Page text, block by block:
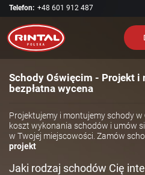
Telefon: +48 601 912 487
Schody Oświęcim - Projekt i
bezpłatna wycena
Projektujemy i montujemy schody w
koszt wykonania schodów i umów
w Twojej miejscowości. Zamów
projekt
Jaki rodzaj schodów Cię